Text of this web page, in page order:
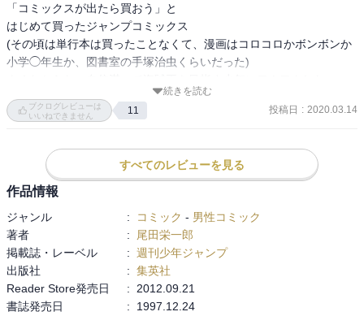
「コミックスが出たら買おう」と
はじめて買ったジャンプコミックス
(その頃は単行本は買ったことなくて、漫画はコロコロかボンボンか
小学◯年生か、図書室の手塚治虫くらいだった)
王道で、何度も面白かったり感動したりして
鳥肌が立ったりしてた。
麦わら海賊団は
いつのまにか強くなり過ぎてて
繰り返しの繰り返しにしか見えなくなってきた。
弱いまま大人になって、
おっさんになっていく自分と違い
ルフィ達は傷を負いながらも
そんなに変わってない。ただただ強い。
続きを読む
ブクログレビューは
いいねできません
11 投稿日 : 2020.03.14
すべてのレビューを見る
作品情報
ジャンル : コミック - 男性コミック
著者
:
尾田栄一郎
掲載誌・レーベル
: 週刊少年ジャンプ
出版社
: 集英社
Reader Store発売日
:
2012.09.21
書誌発売日
:
1997.12.24